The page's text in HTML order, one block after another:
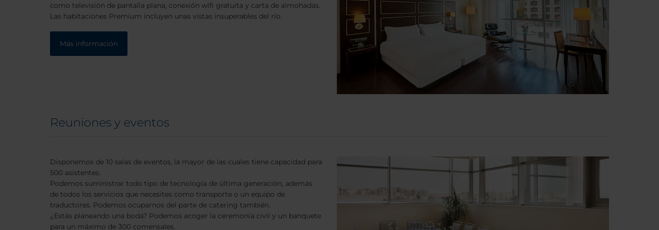
como televisión de pantalla plana, conexión wifi gratuita y carta de almohadas.
Las habitaciones Premium incluyen unas vistas insuperables del río.
Más información
Reuniones y eventos
Disponemos de 10 salas de eventos, la mayor de las cuales tiene capacidad para
500 asistentes.
Podemos suministrar todo tipo de tecnología de última generación, además
de todos los servicios que necesites como transporte o un equipo de
traductores. Podemos ocuparnos del parte de catering también.
¿Estás planeando una boda? Podemos acoger la ceremonia civil y un banquete
para un máximo de 300 comensales.